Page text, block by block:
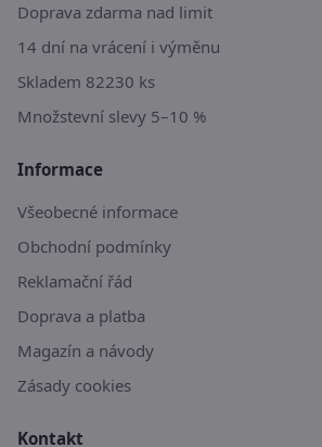
Doprava zdarma nad limit
14 dní na vrácení i výměnu
Skladem 82230 ks
Množstevní slevy 5–10 %
Informace
Všeobecné informace
Obchodní podmínky
Reklamační řád
Doprava a platba
Magazín a návody
Zásady cookies
Kontakt